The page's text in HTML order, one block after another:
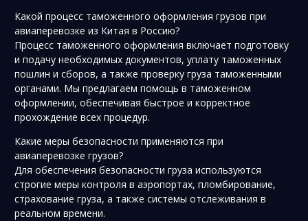
Какой процесс таможенного оформления грузов при
авиаперевозке из Китая в Россию?
Процесс таможенного оформления включает подготовку
и подачу необходимых документов, уплату таможенных
пошлин и сборов, а также проверку груза таможенными
органами. Мы предлагаем помощь в таможенном
оформлении, обеспечивая быстрое и корректное
прохождение всех процедур.
Какие меры безопасности применяются при
авиаперевозке грузов?
Для обеспечения безопасности груза используются
строгие меры контроля в аэропортах, пломбирование,
страхование груза, а также системы отслеживания в
реальном времени.